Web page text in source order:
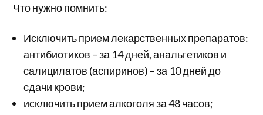
Что нужно помнить:
Исключить прием лекарственных препаратов:
антибиотиков – за 14 дней, анальгетиков и
салицилатов (аспиринов) – за 10 дней до
сдачи крови;
исключить прием алкоголя за 48 часов;